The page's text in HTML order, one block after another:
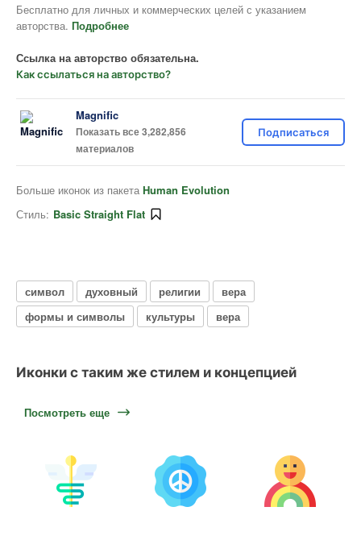
Бесплатно для личных и коммерческих целей с указанием
авторства. Подробнее
Ссылка на авторство обязательна.
Как ссылаться на авторство?
Magnific
Показать все 3,282,856
материалов
Подписаться
Больше иконок из пакета Human Evolution
Стиль: Basic Straight Flat
символ духовный религии
вера
формы и символы
культуры вера
Иконки с таким же стилем и концепцией
Посмотреть еще